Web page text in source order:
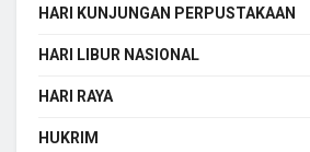
HARI KUNJUNGAN PERPUSTAKAAN
HARI LIBUR NASIONAL
HARI RAYA
HUKRIM